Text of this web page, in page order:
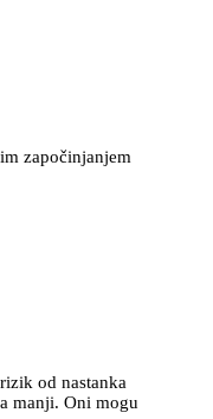
započinjanjem
od nastanka
manji. Oni mogu